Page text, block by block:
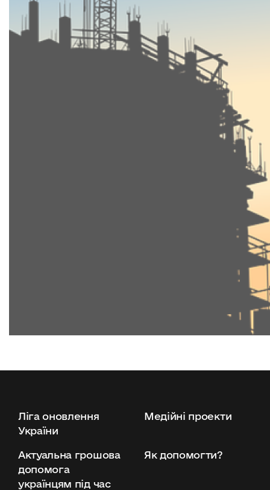
Ліга оновлення
України
Медійні проекти
Актуальна грошова
допомога
українцям під час
Як допомогти?